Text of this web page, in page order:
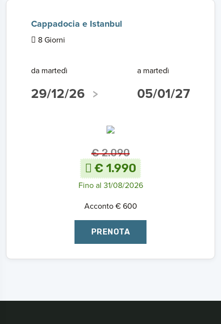
Cappadocia e Istanbul
8 Giorni
da martedì
29/12/26
a martedì
05/01/27
€ 2.090
€ 1.990
Fino al 31/08/2026
Acconto € 600
PRENOTA